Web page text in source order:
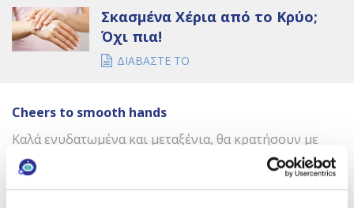
Σκασμένα Χέρια από το Κρύο;
Όχι πια!
ΔΙΑΒΑΣΤΕ ΤΟ
Cheers to smooth hands
Καλά ενυδατωμένα και μεταξένια, θα κρατήσουν με
περηφάνια το ποτήρι για το τσούγκρισμα στο
ρεβεγιόν. Η ειδικά σχεδιασμένη προστατευτικήκρέμα